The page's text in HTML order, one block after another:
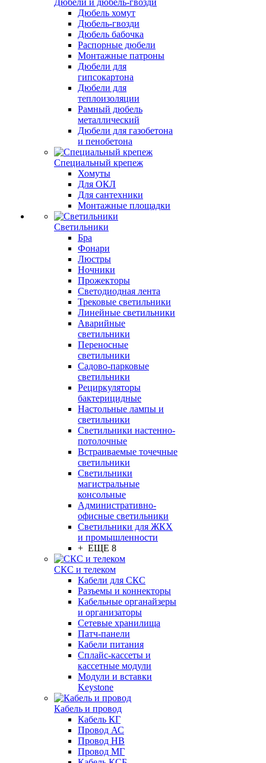
Дюбели и дюбель-гвозди
Дюбель хомут
Дюбель-гвозди
Дюбель бабочка
Распорные дюбели
Монтажные патроны
Дюбели для
гипсокартона
Дюбели для
теплоизоляции
Рамный дюбель
металлический
Дюбели для газобетона
и пенобетона
Специальный крепеж
Хомуты
Для ОКЛ
Для сантехники
Монтажные площадки
Светильники
Бра
Фонари
Люстры
Ночники
Прожекторы
Светодиодная лента
Трековые светильники
Линейные светильники
Аварийные
светильники
Переносные
светильники
Садово-парковые
светильники
Рециркуляторы
бактерицидные
Настольные лампы и
светильники
Светильники настенно-
потолочные
Встраиваемые точечные
светильники
Светильники
магистральные
консольные
Административно-
офисные светильники
Светильники для ЖКХ
и промышленности
+ ЕЩЕ 8
СКС и телеком
Кабели для СКС
Разъемы и коннекторы
Кабельные органайзеры
и организаторы
Сетевые хранилища
Патч-панели
Кабели питания
Сплайс-кассеты и
кассетные модули
Модули и вставки
Keystone
Кабель и провод
Кабель КГ
Провод АС
Провод НВ
Провод МГ